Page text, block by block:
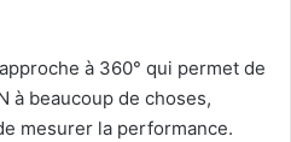
à 360° qui permet de
à beaucoup de choses,
mesurer la performance.